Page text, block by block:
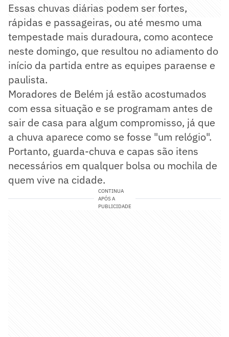
Essas chuvas diárias podem ser fortes,
rápidas e passageiras, ou até mesmo uma
tempestade mais duradoura, como acontece
neste domingo, que resultou no adiamento do
início da partida entre as equipes paraense e
paulista.
Moradores de Belém já estão acostumados
com essa situação e se programam antes de
sair de casa para algum compromisso, já que
a chuva aparece como se fosse "um relógio".
Portanto, guarda-chuva e capas são itens
necessários em qualquer bolsa ou mochila de
quem vive na cidade.
CONTINUA
APÓS A
PUBLICIDADE